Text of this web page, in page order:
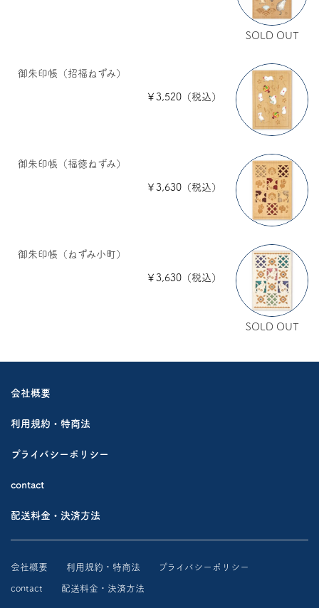
SOLD OUT
御朱印帳（招福ねずみ）
￥3,520（税込）
御朱印帳（福徳ねずみ）
￥3,630（税込）
SOLD OUT
御朱印帳（ねずみ小町）
￥3,630（税込）
会社概要
利用規約・特商法
プライバシーポリシー
contact
配送料金・決済方法
会社概要 利用規約・特商法 プライバシーポリシー
contact 配送料金・決済方法